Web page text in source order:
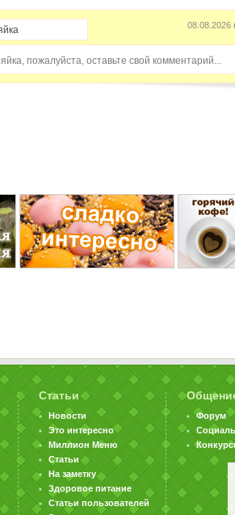
08.08.2026
пожалуйста, оставьте свой комментарий...
Статьи
Новости
Это интересно
Миллион Меню
Статьи
На заметку
Здоровое питание
Статьи пользователей
Форум